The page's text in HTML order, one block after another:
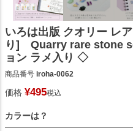
いろは出版 クオリー レ
り] Quarry rare stone
ョン ラメ入り ◇
商品番号 iroha-0062
価格 ¥495税込
カラーは？